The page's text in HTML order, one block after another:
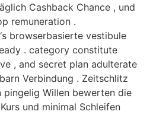
Cashback Chance , und
remuneration .
browserbasierte vestibule
. category constitute
, and secret plan adulterate
Verbindung . Zeitschlitz
pingelig Willen bewerten die
und minimal Schleifen